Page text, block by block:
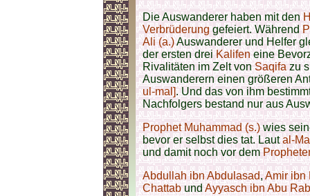
Die Auswanderer haben mit den
Verbrüderunggefeiert. Während
Ali (a.)Auswanderer und Helfer
der ersten dreiKalifeneine
Rivalitäten im Zelt vonSaqifazu
Auswanderern einen größeren
ul-mal]. Und das von ihm
Nachfolgers bestand nur aus
Prophet Muhammad (s.)wies
bevor er selbst dies tat. Lautal-
und damit noch vor dem
Abdullah ibn Abdulasad,Amir ibn
ChattabundAyyasch ibn Abu